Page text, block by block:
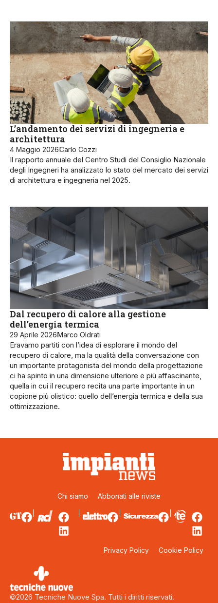
L’andamento dei servizi di ingegneria e
architettura
4 Maggio 2026Carlo Cozzi
Il rapporto annuale del Centro Studi del Consiglio Nazionale
degli Ingegneri ha analizzato lo stato del mercato dei servizi
di architettura e ingegneria nel 2025.
Dal recupero di calore alla gestione
dell’energia termica
29 Aprile 2026Marco Oldrati
Eravamo partiti con l’idea di esplorare il mondo del
recupero di calore, ma la qualità della conversazione con
un importante protagonista del mondo della progettazione
ci ha spinto in una dimensione ulteriore e più affascinante,
quella in cui il recupero recita una parte importante in un
copione più olistico: quello dell’energia termica e della sua
ottimizzazione.
Chi siamo Abbonati alle riviste
Privacy Policy Cookie Policy
©2026 Tecniche Nuove Spa. Tutti i diritti riservati.